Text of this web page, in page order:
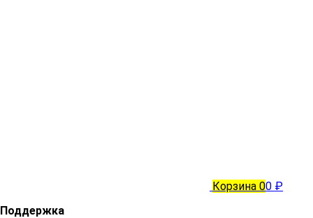
Корзина 00 ₽
Поддержка